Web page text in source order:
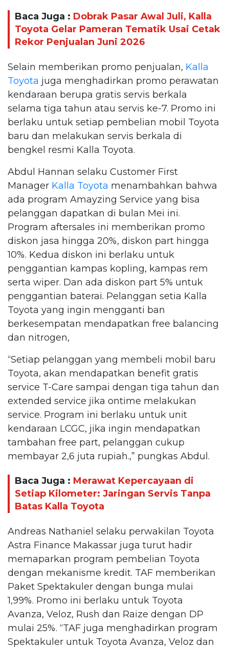
Baca Juga : Dobrak Pasar Awal Juli, Kalla
Toyota Gelar Pameran Tematik Usai Cetak
Rekor Penjualan Juni 2026
Selain memberikan promo penjualan, Kalla
Toyota juga menghadirkan promo perawatan
kendaraan berupa gratis servis berkala
selama tiga tahun atau servis ke-7. Promo ini
berlaku untuk setiap pembelian mobil Toyota
baru dan melakukan servis berkala di
bengkel resmi Kalla Toyota.
Abdul Hannan selaku Customer First
Manager Kalla Toyota menambahkan bahwa
ada program Amayzing Service yang bisa
pelanggan dapatkan di bulan Mei ini.
Program aftersales ini memberikan promo
diskon jasa hingga 20%, diskon part hingga
10%. Kedua diskon ini berlaku untuk
penggantian kampas kopling, kampas rem
serta wiper. Dan ada diskon part 5% untuk
penggantian baterai. Pelanggan setia Kalla
Toyota yang ingin mengganti ban
berkesempatan mendapatkan free balancing
dan nitrogen,
“Setiap pelanggan yang membeli mobil baru
Toyota, akan mendapatkan benefit gratis
service T-Care sampai dengan tiga tahun dan
extended service jika ontime melakukan
service. Program ini berlaku untuk unit
kendaraan LCGC, jika ingin mendapatkan
tambahan free part, pelanggan cukup
membayar 2,6 juta rupiah.,” pungkas Abdul.
Baca Juga : Merawat Kepercayaan di
Setiap Kilometer: Jaringan Servis Tanpa
Batas Kalla Toyota
Andreas Nathaniel selaku perwakilan Toyota
Astra Finance Makassar juga turut hadir
memaparkan program pembelian Toyota
dengan mekanisme kredit. TAF memberikan
Paket Spektakuler dengan bunga mulai
1,99%. Promo ini berlaku untuk Toyota
Avanza, Veloz, Rush dan Raize dengan DP
mulai 25%. “TAF juga menghadirkan program
Spektakuler untuk Toyota Avanza, Veloz dan